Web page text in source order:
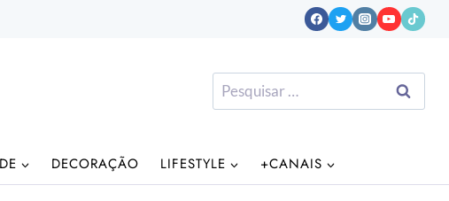
Pesquisar
por:
DECORAÇÃO LIFESTYLE +CANAIS